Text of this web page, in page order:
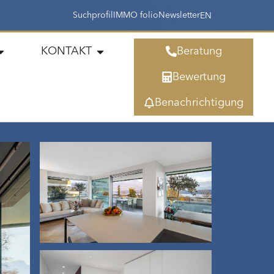
Suchprofil IMMO folio NewsletterEN
KONTAKT Beratung
Bewertung
Benachrichtigung